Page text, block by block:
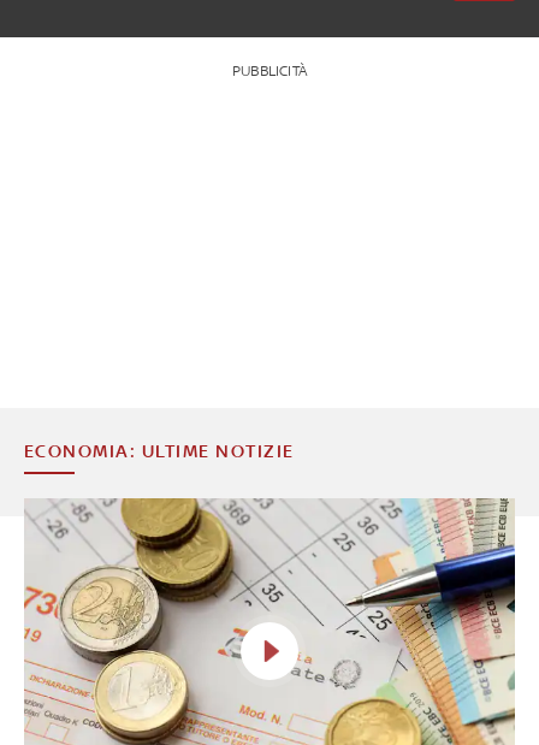
PUBBLICITÀ
ECONOMIA: ULTIME NOTIZIE